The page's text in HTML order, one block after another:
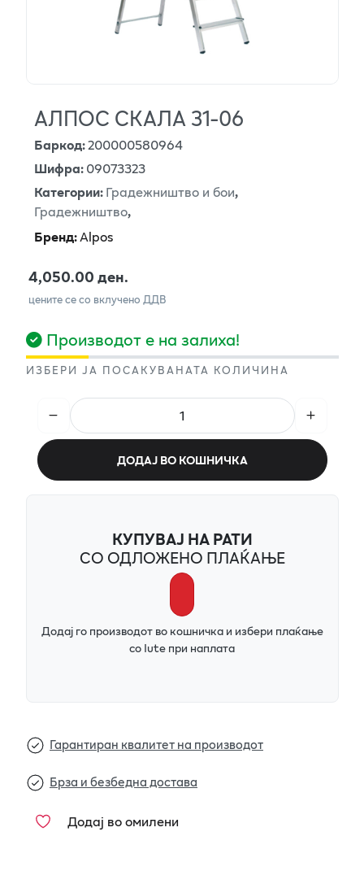
АЛПОС СКАЛА 31-06
Баркод:200000580964
Шифра:09073323
Категории:Градежништво и бои,
Градежништво,
Бренд:Alpos
4,050.00 ден.
цените се со вклучено ДДВ
Производот е на залиха!
ИЗБЕРИ ЈА ПОСАКУВАНАТА КОЛИЧИНА
ДОДАЈ ВО КОШНИЧКА
КУПУВАЈ НА РАТИ
СО ОДЛОЖЕНО ПЛАЌАЊЕ
Додај го производот во кошничка и избери плаќање
со Iute при наплата
Гарантиран квалитет на производот
Брза и безбедна достава
Додај во омилени